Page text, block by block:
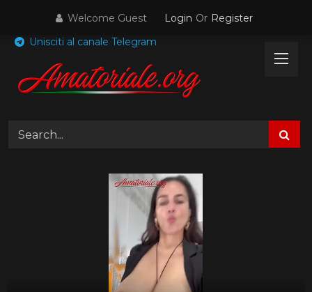
content
Welcome Guest Login Or Register
Unisciti al canale Telegram